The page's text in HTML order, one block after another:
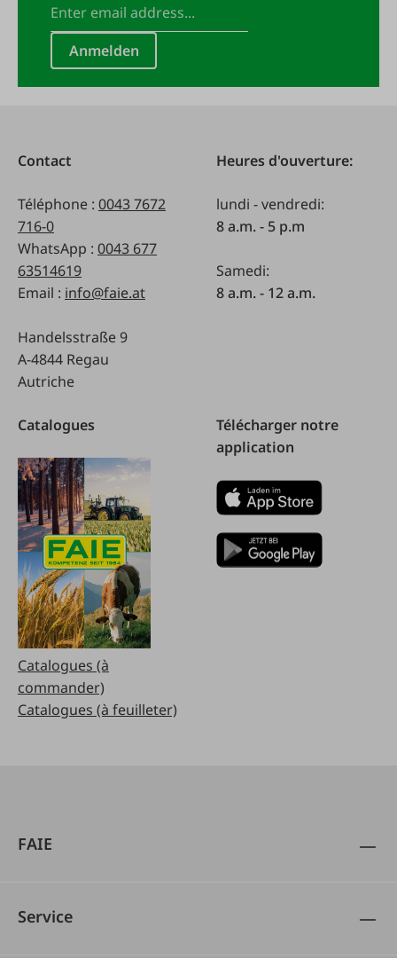
Anmelden
Contact
Téléphone : 0043 7672
716-0
WhatsApp : 0043 677
63514619
Email : info@faie.at
Handelsstraße 9
A-4844 Regau
Autriche
Heures d'ouverture:
lundi - vendredi:
8 a.m. - 5 p.m
Samedi:
8 a.m. - 12 a.m.
Catalogues
Catalogues (à
commander)
Catalogues (à feuilleter)
Télécharger notre
application
FAIE
Service